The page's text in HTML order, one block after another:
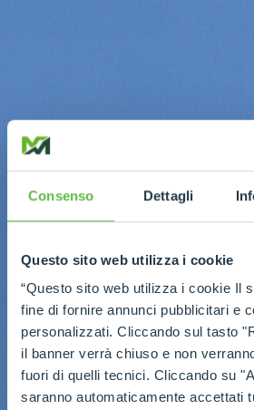
Consenso Dettagli
Questo sito web utilizza i cookie
“Questo sito web utilizza i cookie Il
fine di fornire annunci pubblicitari e
personalizzati. Cliccando sul tasto
il banner verrà chiuso e non
fuori di quelli tecnici. Cliccando su
saranno automaticamente accettati